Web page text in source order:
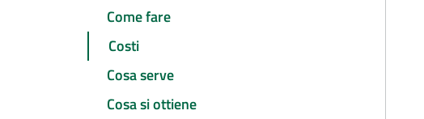
Come fare
Costi
Cosa serve
Cosa si ottiene